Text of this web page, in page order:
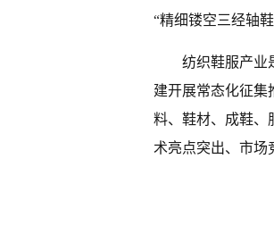
“精细镂空三经轴
纺织鞋服产业
建开展常态化征集
料、鞋材、成鞋、
术亮点突出、市场